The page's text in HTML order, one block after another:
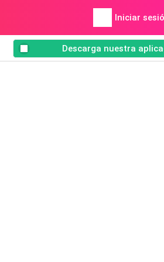
Iniciar
Descarga nuestra